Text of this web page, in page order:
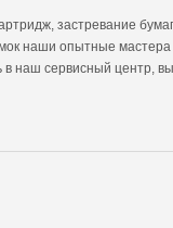
застревание
наши опытные
наш сервисный центр,